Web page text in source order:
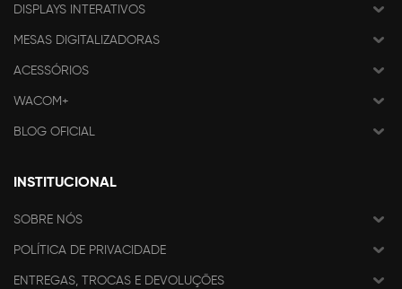
DISPLAYS INTERATIVOS
MESAS DIGITALIZADORAS
ACESSÓRIOS
WACOM+
BLOG OFICIAL
INSTITUCIONAL
SOBRE NÓS
POLÍTICA DE PRIVACIDADE
ENTREGAS, TROCAS E DEVOLUÇÕES